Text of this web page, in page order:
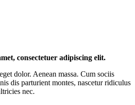
consectetuer adipiscing elit.
dolor. Aenean massa. Cum sociis
dis parturient montes, nascetur ridiculus
nec.